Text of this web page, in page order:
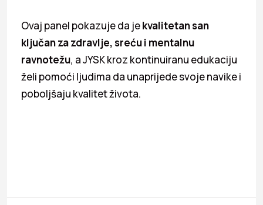
Ovaj panel pokazuje da jekvalitetan san
ključan za zdravlje, sreću i mentalnu
ravnotežu, a JYSK kroz kontinuiranu edukaciju
želi pomoći ljudima da unaprijede svoje navike i
poboljšaju kvalitet života.